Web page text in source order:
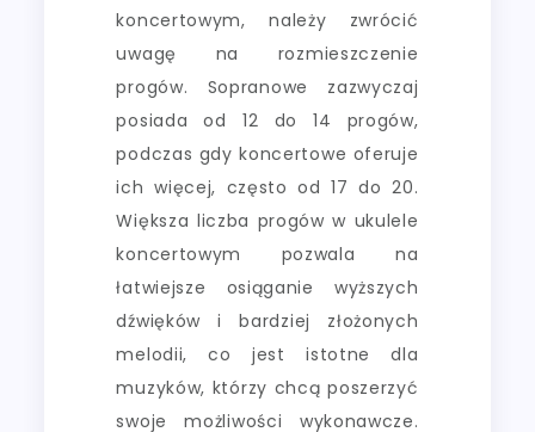
koncertowym, należy zwrócić
uwagę na rozmieszczenie
progów. Sopranowe zazwyczaj
posiada od 12 do 14 progów,
podczas gdy koncertowe oferuje
ich więcej, często od 17 do 20.
Większa liczba progów w ukulele
koncertowym pozwala na
łatwiejsze osiąganie wyższych
dźwięków i bardziej złożonych
melodii, co jest istotne dla
muzyków, którzy chcą poszerzyć
swoje możliwości wykonawcze.